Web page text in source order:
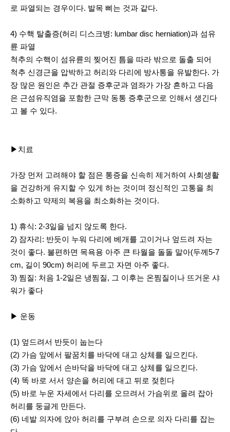
로 파열되는 경우이다. 발목 삐는 것과 같다.
4) 수핵 탈출증(허리 디스크병: lumbar disc herniation)과 섬유
륜 파열
척추의 수핵이 섬유륜의 찢어진 틈을 따라 밖으로 돌출 되어
척추 신경근을 압박하고 허리와 다리에 방사통을 유발한다. 가
장 많은 원인은 추간 관절 증후군과 염좌가 가장 흔하고 다음
은 근섬유직염을 포함한 근막 동통 증후군으로 인해서 생긴다
고 볼 수 있다.
▶치료
가장 먼저 고려해야 할 점은 통증을 신속히 제거하여 사회생활
을 건강하게 유지할 수 있게 하는 것이며 정신적인 고통을 최
소화하고 약제의 복용을 최소화하는 것이다.
1) 휴식: 2-3일을 넘지 않도록 한다.
2) 잠자리: 반듯이 누워 다리에 베개를 고이거나 엎드려 자는
것이 좋다. 불편하면 목욕용 아주 큰 타월을 돌돌 말아(두께5-7
cm, 길이 90cm) 허리에 두르고 자면 아주 좋다.
3) 찜질: 처음 1-2일은 냉찜질, 그 이후는 온찜질이나 뜨거운 샤
워가 좋다
▶ 운동
(1) 엎드려서 반듯이 눕는다
(2) 가슴 앞에서 팔꿈치를 바닥에 대고 상체를 일으킨다.
(3) 가슴 앞에서 손바닥을 바닥에 대고 상체를 일으킨다.
(4) 똑 바로 서서 양손을 허리에 대고 뒤로 젖힌다
(5) 바로 누운 자세에서 다리를 오므려서 가슴위로 올려 잡아
허리를 둥글게 만든다.
(6) 네발 의자에 앉아 허리를 구부려 손으로 의자 다리를 잡는